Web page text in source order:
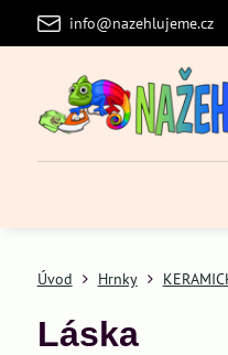
info@nazehlujeme.cz
Úvod Hrnky
Láska